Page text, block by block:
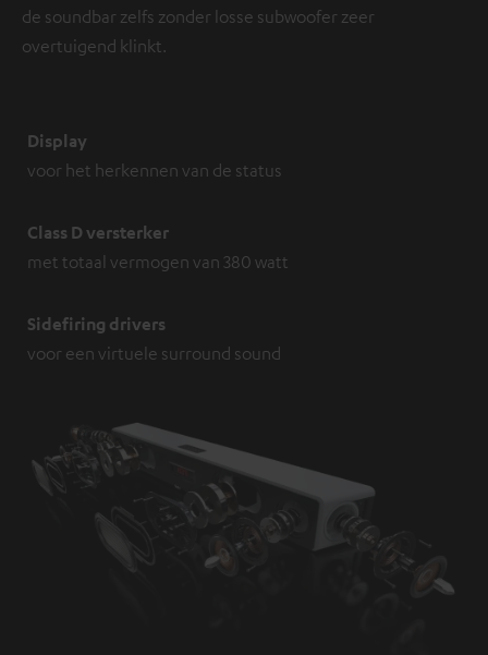
de soundbar zelfs zonder losse subwoofer zeer
overtuigend klinkt.
Display
voor het herkennen van de status
Class D versterker
met totaal vermogen van 380 watt
Sidefiring drivers
voor een virtuele surround sound